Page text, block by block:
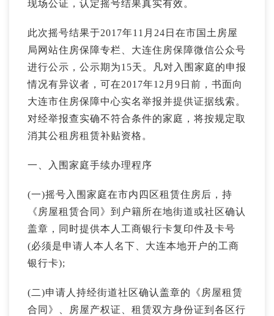
现场公证，认定摇号结果真实有效。
此次摇号结果于2017年11月24日在市国土房屋
局网站住房保障专栏、大连住房保障微信公众号
进行公示，公示期为15天。凡对入围家庭的申报
情况有异议者，可在2017年12月9日前，书面向
大连市住房保障中心实名举报并提供证据线索。
对经举报查实确不符合条件的家庭，将按规定取
消其公租房租赁补贴资格。
一、入围家庭手续办理程序
(一)摇号入围家庭在市内四区租赁住房后，持
《房屋租赁合同》到户籍所在地街道或社区确认
盖章，同时提供本人工商银行卡复印件及卡号
(必须是申请人本人名下、大连本地开户的工商
银行卡);
(二)申请人持经街道社区确认盖章的《房屋租赁
合同》、房屋产权证、租赁双方身份证到各区行